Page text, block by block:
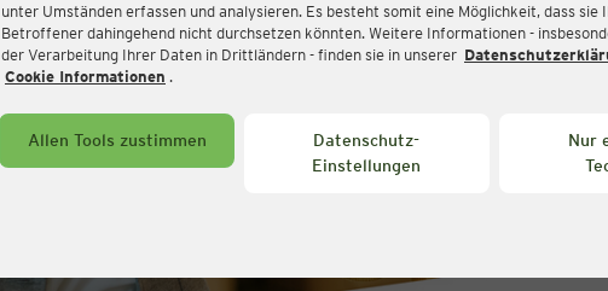
unter Umständen erfassen und analysieren. Es besteht somit eine Möglichkeit, dass sie
Betroffener dahingehend nicht durchsetzen könnten. Weitere Informationen -
der Verarbeitung Ihrer Daten in Drittländern - finden sie in unserer
Cookie Informationen .
Allen Tools zustimmen
Datenschutz-
Einstellungen
Nur